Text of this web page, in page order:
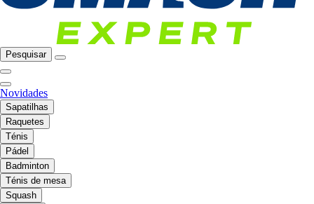
Pesquisar
Novidades
Sapatilhas
Raquetes
Ténis
Pádel
Badminton
Ténis de mesa
Squash